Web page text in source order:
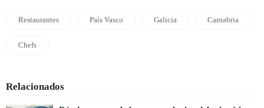
Restaurantes País Vasco Galicia Cantabria
Chefs
Relacionados